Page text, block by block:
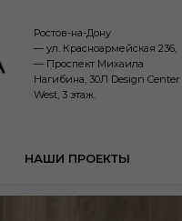
Ростов-на-Дону
— ул. Красноармейская 236,
— Проспект Михаила
Нагибина, 30Л Design Center
West, 3 этаж.
НАШИ ПРОЕКТЫ